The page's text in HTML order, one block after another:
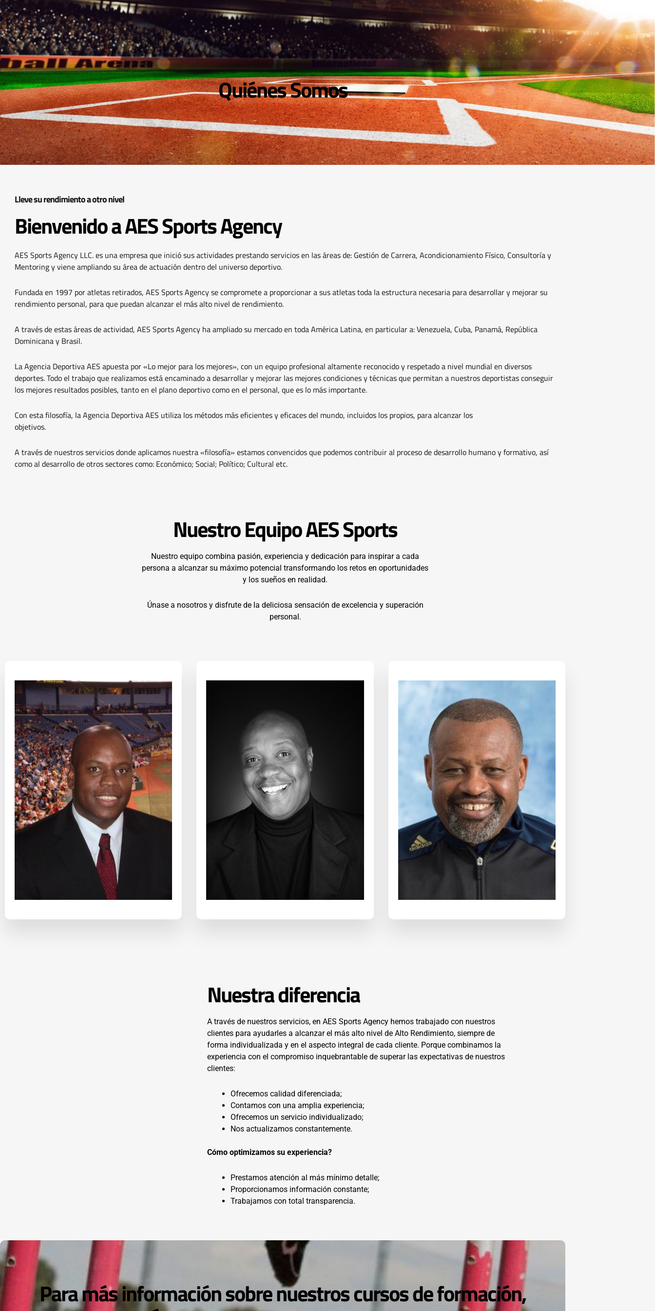
Quiénes Somos
Lleve su rendimiento a otro nivel
Bienvenido a AES Sports Agency
AES Sports Agency LLC. es una empresa que inició sus actividades prestando servicios en las áreas de: Gestión de Carrera, Acondicionamiento Físico, Consultoría y
Mentoring y viene ampliando su área de actuación dentro del universo deportivo.
Fundada en 1997 por atletas retirados, AES Sports Agency se compromete a proporcionar a sus atletas toda la estructura necesaria para desarrollar y mejorar su
rendimiento personal, para que puedan alcanzar el más alto nivel de rendimiento.
A través de estas áreas de actividad, AES Sports Agency ha ampliado su mercado en toda América Latina, en particular a: Venezuela, Cuba, Panamá, República
Dominicana y Brasil.
La Agencia Deportiva AES apuesta por «Lo mejor para los mejores», con un equipo profesional altamente reconocido y respetado a nivel mundial en diversos
deportes. Todo el trabajo que realizamos está encaminado a desarrollar y mejorar las mejores condiciones y técnicas que permitan a nuestros deportistas conseguir
los mejores resultados posibles, tanto en el plano deportivo como en el personal, que es lo más importante.
Con esta filosofía, la Agencia Deportiva AES utiliza los métodos más eficientes y eficaces del mundo, incluidos los propios, para alcanzar los
objetivos.
A través de nuestros servicios donde aplicamos nuestra «filosofía» estamos convencidos que podemos contribuir al proceso de desarrollo humano y formativo, así
como al desarrollo de otros sectores como: Económico; Social; Político; Cultural etc.
Nuestro Equipo AES Sports
Nuestro equipo combina pasión, experiencia y dedicación para inspirar a cada
persona a alcanzar su máximo potencial transformando los retos en oportunidades
y los sueños en realidad.
Únase a nosotros y disfrute de la deliciosa sensación de excelencia y superación
personal.
Adriano de Souza Edno de Souza Zequinha Barbosa
Nuestra diferencia
A través de nuestros servicios, en AES Sports Agency hemos trabajado con nuestros
clientes para ayudarles a alcanzar el más alto nivel de Alto Rendimiento, siempre de
forma individualizada y en el aspecto integral de cada cliente. Porque combinamos la
experiencia con el compromiso inquebrantable de superar las expectativas de nuestros
clientes:
Ofrecemos calidad diferenciada;
Contamos con una amplia experiencia;
Ofrecemos un servicio individualizado;
Nos actualizamos constantemente.
Cómo optimizamos su experiencia?
Prestamos atención al más mínimo detalle;
Proporcionamos información constante;
Trabajamos con total transparencia.
Para más información sobre nuestros cursos de formación,